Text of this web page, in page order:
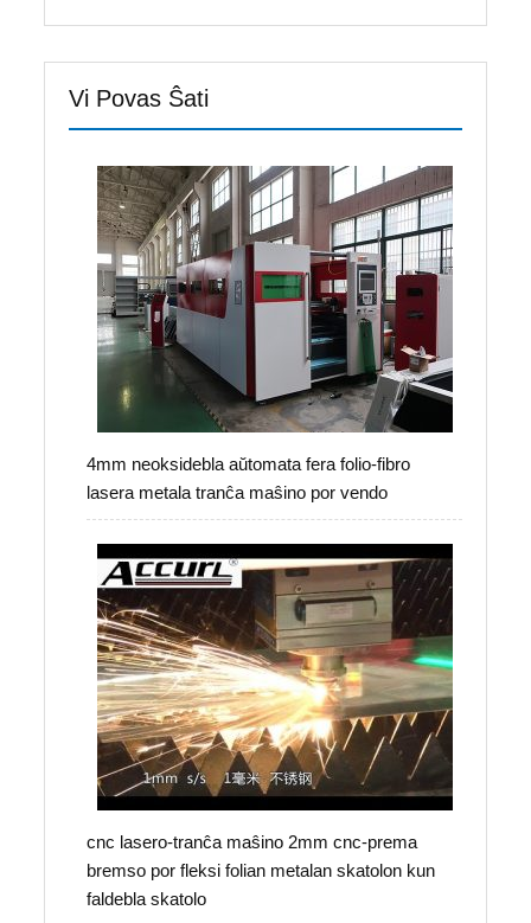
Vi Povas Ŝati
4mm neoksidebla aŭtomata fera folio-fibro
lasera metala tranĉa maŝino por vendo
cnc lasero-tranĉa maŝino 2mm cnc-prema
bremso por fleksi folian metalan skatolon kun
faldebla skatolo